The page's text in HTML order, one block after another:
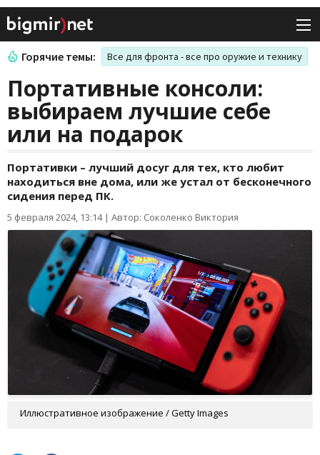
Горячие темы: Все для фронта - все про оружие и технику
Портативные консоли:
выбираем лучшие себе
или на подарок
Портативки – лучший досуг для тех, кто любит
находиться вне дома, или же устал от бесконечного
сидения перед ПК.
5 февраля 2024, 13:14| Автор: Соколенко Виктория
Иллюстративное изображение / Getty Images